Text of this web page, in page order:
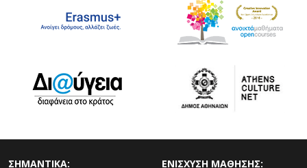
ΣΗΜΑΝΤΙΚΑ: ΕΝΙΣΧΥΣΗ ΜΑΘΗΣΗΣ: